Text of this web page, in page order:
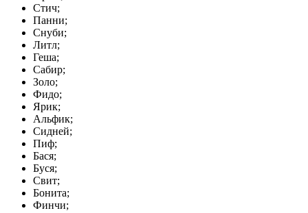
Стич;
Панни;
Снуби;
Литл;
Геша;
Сабир;
Золо;
Фидо;
Ярик;
Альфик;
Сидней;
Пиф;
Бася;
Буся;
Свит;
Бонита;
Финчи;